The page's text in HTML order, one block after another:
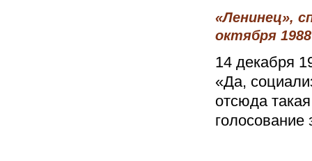
«Ленинец»,
октября
14 декабря
«Да,
отсюда
голосование